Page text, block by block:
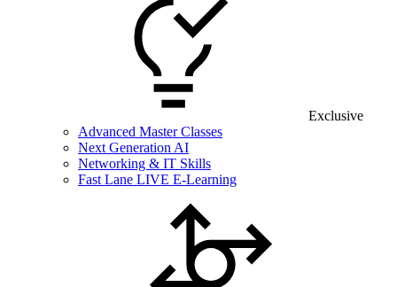
Exclusive
Advanced Master Classes
Next Generation AI
Networking & IT Skills
Fast Lane LIVE E-Learning